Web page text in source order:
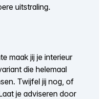
uitstraling.
maak jij je interieur
die helemaal
Twijfel jij nog, of
je adviseren door